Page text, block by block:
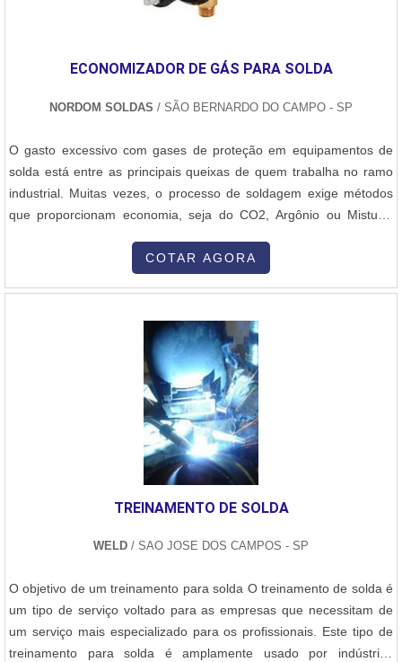
ECONOMIZADOR DE GÁS PARA SOLDA
NORDOM SOLDAS / SÃO BERNARDO DO CAMPO - SP
O gasto excessivo com gases de proteção em equipamentos de
solda está entre as principais queixas de quem trabalha no ramo
industrial. Muitas vezes, o processo de soldagem exige métodos
que proporcionam economia, seja do CO2, Argônio ou Mistura.
gás para solda, equipamento muito difundido na atualidade, e
promete economia acentuada em curto prazo.O economizador de
COTAR AGORA
TREINAMENTO DE SOLDA
WELD / SAO JOSE DOS CAMPOS - SP
O objetivo de um treinamento para solda O treinamento de solda é
um tipo de serviço voltado para as empresas que necessitam de
um serviço mais especializado para os profissionais. Este tipo de
treinamento para solda é amplamente usado por indústrias